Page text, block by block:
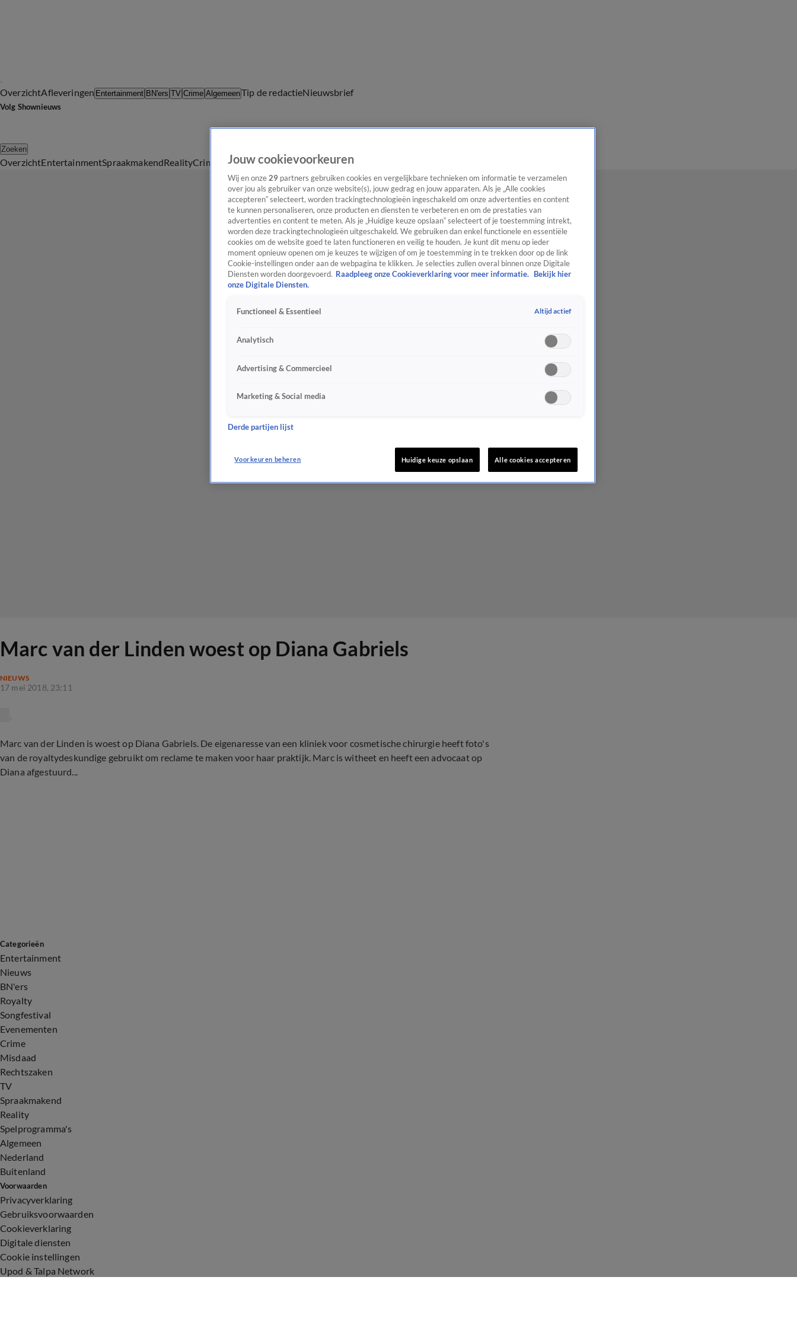
OverzichtAfleveringen Entertainment BN'ers TV Crime AlgemeenTip de redactieNieuwsbrief
Volg Shownieuws
Zoeken
OverzichtEntertainmentSpraakmakendRealityCrime Video'sAfleveringen
Marc van der Linden woest op Diana Gabriels
NIEUWS
17 mei 2018, 23:11
Marc van der Linden is woest op Diana Gabriels. De eigenaresse van een kliniek voor cosmetische chirurgie heeft foto's
van de royaltydeskundige gebruikt om reclame te maken voor haar praktijk. Marc is witheet en heeft een advocaat op
Diana afgestuurd...
Categorieën
Entertainment
Nieuws
BN'ers
Royalty
Songfestival
Evenementen
Crime
Misdaad
Rechtszaken
TV
Spraakmakend
Reality
Spelprogramma's
Algemeen
Nederland
Buitenland
Voorwaarden
Privacyverklaring
Gebruiksvoorwaarden
Cookieverklaring
Digitale diensten
Cookie instellingen
Upod & Talpa Network
Jouw cookievoorkeuren
Wij en onze 29 partners gebruiken cookies en vergelijkbare technieken om informatie te verzamelen
over jou als gebruiker van onze website(s), jouw gedrag en jouw apparaten. Als je „Alle cookies
accepteren” selecteert, worden trackingtechnologieën ingeschakeld om onze advertenties en content
te kunnen personaliseren, onze producten en diensten te verbeteren en om de prestaties van
advertenties en content te meten. Als je „Huidige keuze opslaan” selecteert of je toestemming intrekt,
worden deze trackingtechnologieën uitgeschakeld. We gebruiken dan enkel functionele en essentiële
cookies om de website goed te laten functioneren en veilig te houden. Je kunt dit menu op ieder
moment opnieuw openen om je keuzes te wijzigen of om je toestemming in te trekken door op de link
Cookie-instellingen onder aan de webpagina te klikken. Je selecties zullen overal binnen onze Digitale
Diensten worden doorgevoerd. Raadpleeg onze Cookieverklaring voor meer informatie.
Bekijk hier
onze Digitale Diensten.
Functioneel & Essentieel Altijd actief
Analytisch
Advertising & Commercieel
Marketing & Social media
Derde partijen lijst
Voorkeuren beheren Huidige keuze opslaan Alle cookies accepteren